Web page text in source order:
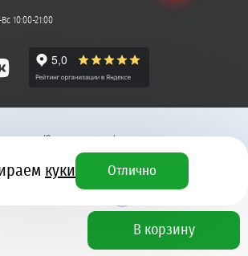
В корзину
10:00-21:00
. Юридическая информация
куки Отлично